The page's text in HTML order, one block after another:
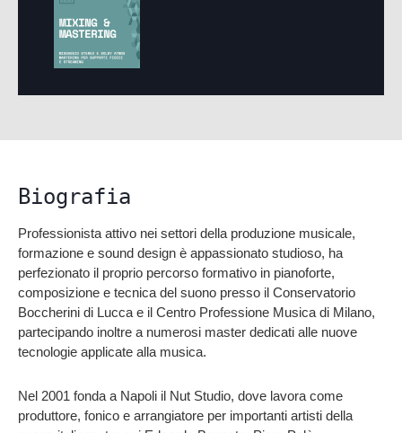
Biografia
Professionista attivo nei settori della produzione musicale,
formazione e sound design è appassionato studioso, ha
perfezionato il proprio percorso formativo in pianoforte,
composizione e tecnica del suono presso il Conservatorio
Boccherini di Lucca e il Centro Professione Musica di Milano,
partecipando inoltre a numerosi master dedicati alle nuove
tecnologie applicate alla musica.
Nel 2001 fonda a Napoli il Nut Studio, dove lavora come
produttore, fonico e arrangiatore per importanti artisti della